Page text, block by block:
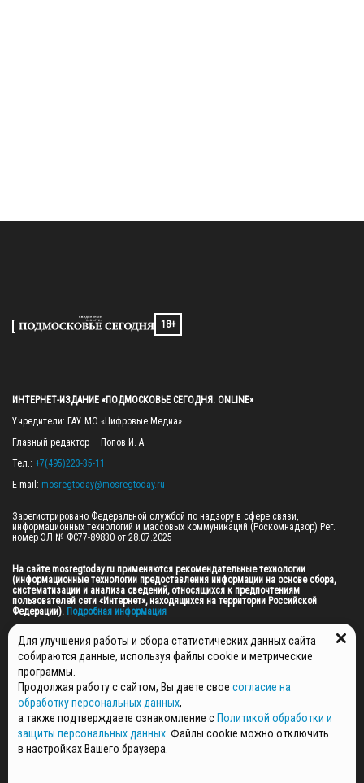
18+
ИНТЕРНЕТ-ИЗДАНИЕ «ПОДМОСКОВЬЕ СЕГОДНЯ. ONLINE»
Учредители: ГАУ МО «Цифровые Медиа»
Главный редактор — Попов И. А.
Тел.: +7(495)223-35-11
E-mail: mosregtoday@mosregtoday.ru
Зарегистрировано Федеральной службой по надзору в сфере связи,
информационных технологий и массовых коммуникаций (Роскомнадзор) Рег.
номер ЭЛ № ФС77-89830 от 28.07.2025
На сайте mosregtoday.ru применяются рекомендательные технологии
(информационные технологии предоставления информации на основе сбора,
систематизации и анализа сведений, относящихся к предпочтениям
пользователей сети «Интернет», находящихся на территории Российской
Федерации). Подробная информация
© 2026 ПРАВА НА ВСЕ МАТЕРИАЛЫ САЙТА ПРИНАДЛЕЖАТ ГАУ МО "ЦИФРОВЫЕ
МЕДИА" (ОГРН: 1255000059467).
ПОЛИТИКА ОБРАБОТКИ И ЗАЩИТЫ ПЕРСОНАЛЬНЫХ ДАННЫХ
НОВОСТИ
ГАЗЕТЫ
РЕКЛАМОДАТЕЛЯМ
Для улучшения работы и сбора статистических данных сайта
собираются данные, используя файлы cookie и метрические
программы.
Продолжая работу с сайтом, Вы даете свое согласие на
обработку персональных данных,
а также подтверждаете ознакомление с Политикой обработки и
защиты персональных данных . Файлы cookie можно отключить
в настройках Вашего браузера.